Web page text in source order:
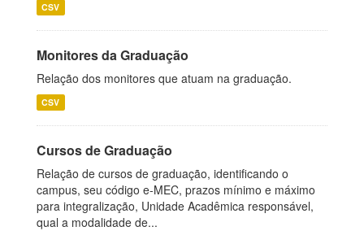
CSV
Monitores da Graduação
Relação dos monitores que atuam na graduação.
CSV
Cursos de Graduação
Relação de cursos de graduação, identificando o
campus, seu código e-MEC, prazos mínimo e máximo
para integralização, Unidade Acadêmica responsável,
qual a modalidade de...